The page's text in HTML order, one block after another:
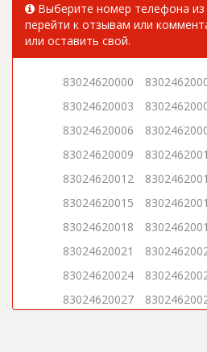
Выберите номер телефона
перейти к отзывам или
или оставить свой.
83024620000
83024620003
83024620006
83024620009
83024620012
83024620015
83024620018
83024620021
83024620024
83024620027